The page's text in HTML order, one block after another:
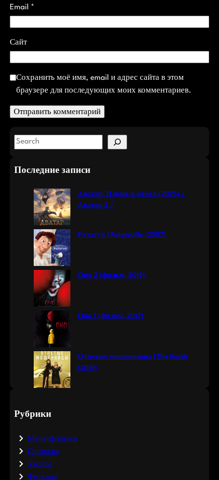
Email *
Сайт
Сохранить моё имя, email и адрес сайта в этом
браузере для последующих моих комментариев.
S
a
Последние записи
Аватар: Пламя и пепел (2025) /
Аватар 3 /
Рататуй | Ratatouille (2007)
Оно 2 (фильм, 2019)
Оно 1 (фильм, 2017)
Отпетые мошенницы | The Hustle
(2019)
Рубрики
Мультфильмы
Сериалы
Ужасы
Фильмы